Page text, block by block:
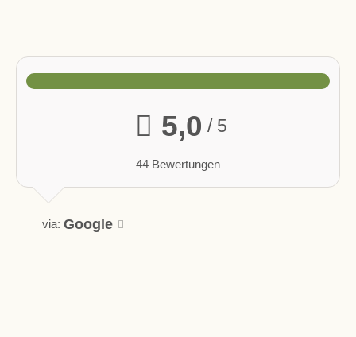
5,0 / 5
44 Bewertungen
via: Google